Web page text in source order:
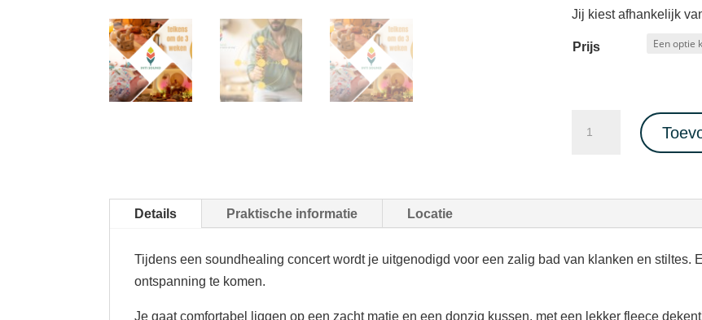
Jij kiest afhankelijk
Prijs
ontspanning
Inti
Sound
Details Praktische informatie Locatie
Tijdens een soundhealing concert wordt je uitgenodigd voor een zalig bad van klanken en stiltes.
ontspanning te komen.
Je gaat comfortabel liggen op een zacht matje en een donzig kussen, met een lekker fleece